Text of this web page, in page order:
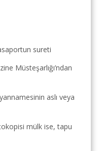
sureti
Müsteşarlığı’ndan
aslı veya
mülk ise, tapu